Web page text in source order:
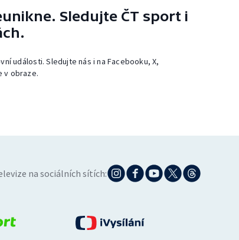
Sledujte ČT sport i
události. Sledujte nás i na Facebooku, X,
v obraze.
na sociálních sítích: